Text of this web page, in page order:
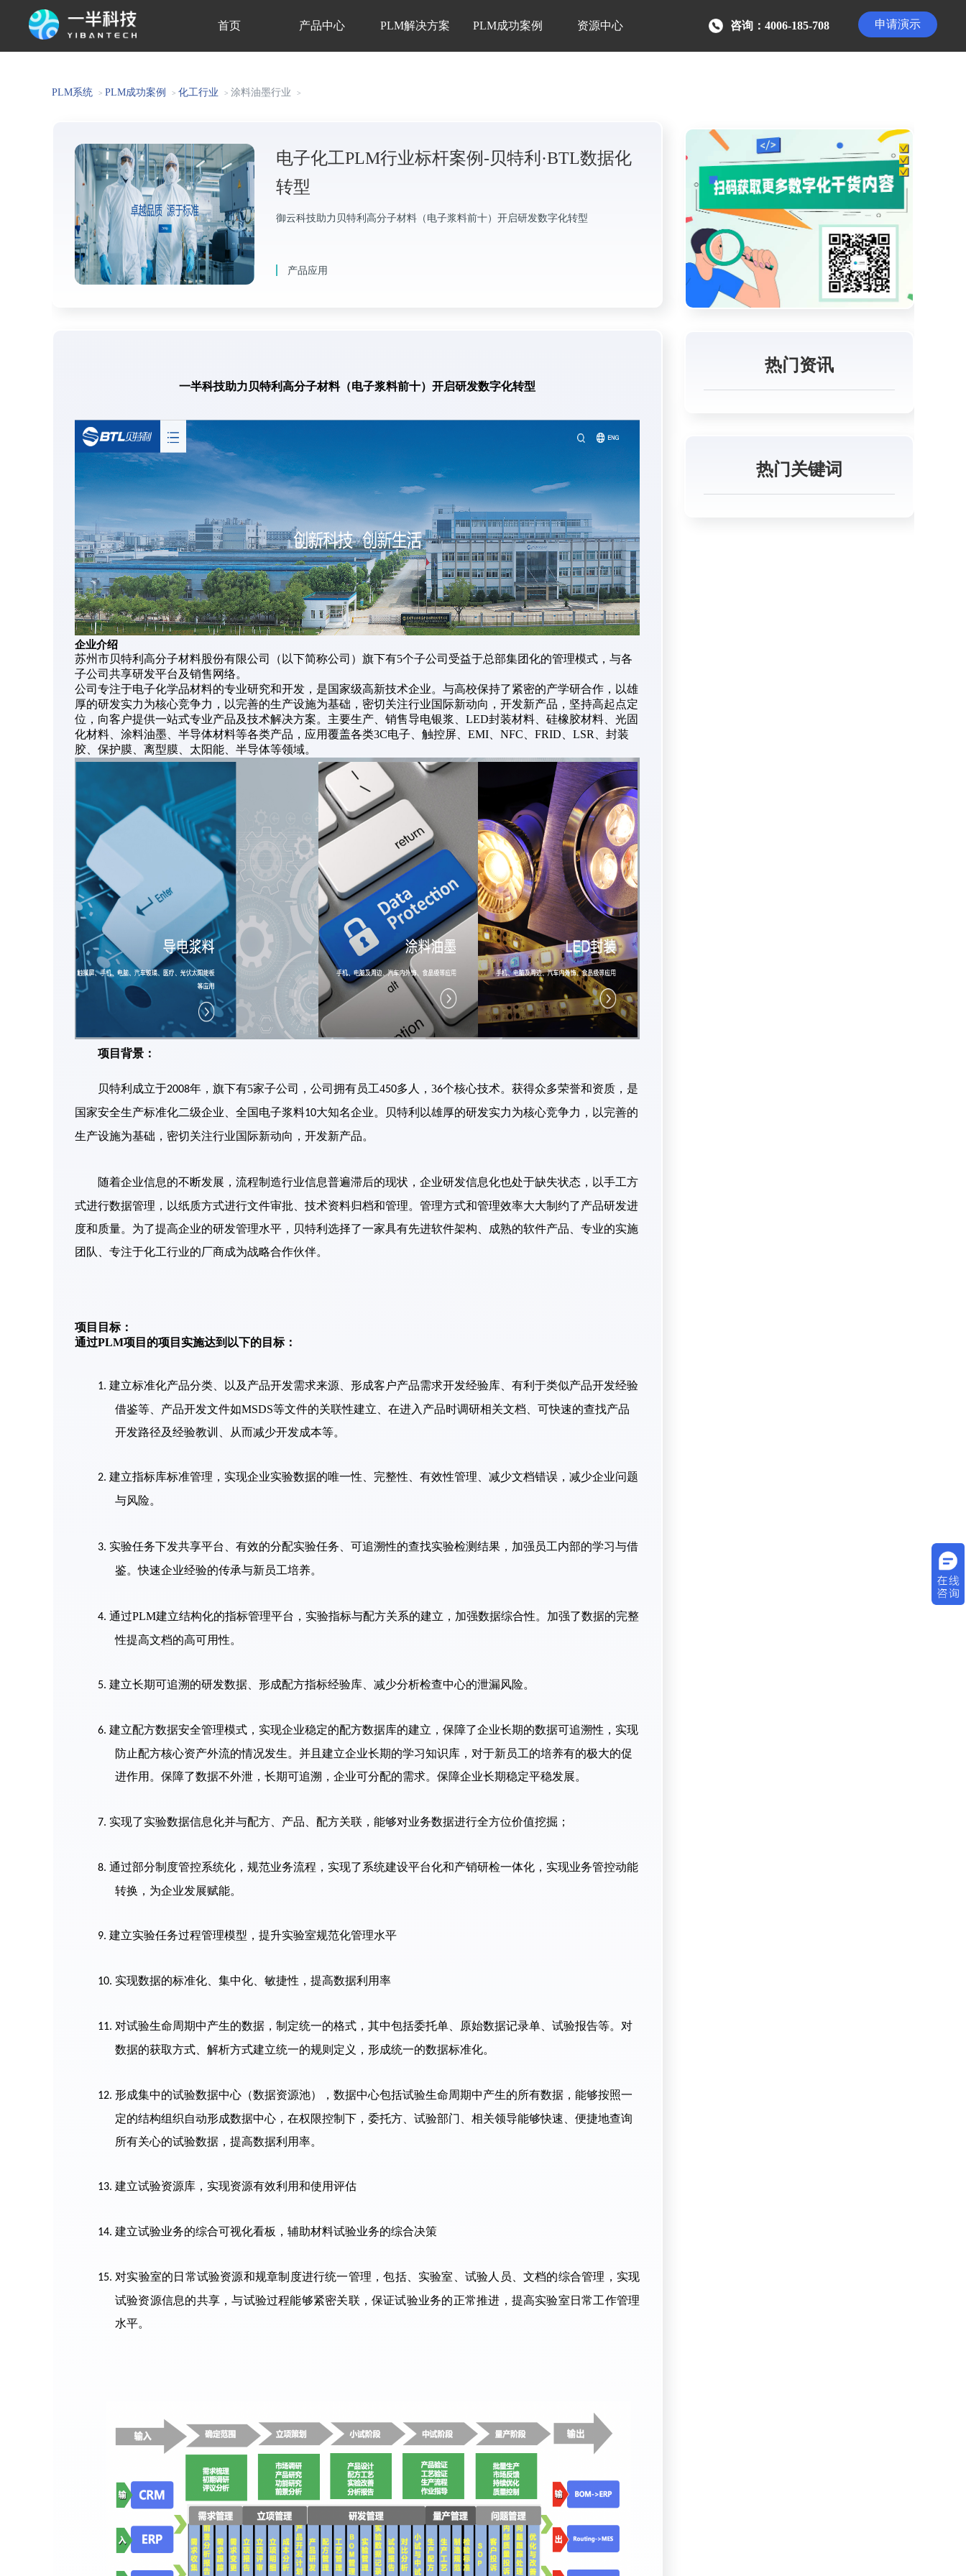
首页 产品中心 PLM解决方案 PLM成功案例 资源中心 申请演示
咨询：4006-185-708
PLM系统 > PLM成功案例 > 化工行业 > 涂料油墨行业 >
电子化工PLM行业标杆案例-贝特利·BTL数据化
转型
御云科技助力贝特利高分子材料（电子浆料前十）开启研发数字化转型
产品应用
一半科技助力贝特利高分子材料（电子浆料前十）开启研发数字化转型
企业介绍
苏州市贝特利高分子材料股份有限公司（以下简称公司）旗下有5个子公司受益于总部集团化的管理模式，与各
子公司共享研发平台及销售网络。
公司专注于电子化学品材料的专业研究和开发，是国家级高新技术企业。与高校保持了紧密的产学研合作，以雄
厚的研发实力为核心竞争力，以完善的生产设施为基础，密切关注行业国际新动向，开发新产品，坚持高起点定
位，向客户提供一站式专业产品及技术解决方案。主要生产、销售导电银浆、LED封装材料、硅橡胶材料、光固
化材料、涂料油墨、半导体材料等各类产品，应用覆盖各类3C电子、触控屏、EMI、NFC、FRID、LSR、封装
胶、保护膜、离型膜、太阳能、半导体等领域。
项目 背景 ：
贝特利 成立于2008年 ， 旗下有5家子公司，公司拥有员工450多人 ， 36个核心技术。获得众多荣誉和资质， 是
国家安全生产标准化二级企业
全国电子浆料10大知名企业。贝特利 以雄厚的研发实力为核心竞争力，以完善的
生产设施为基础，密切关注行业国际新动向，开发新产品。
随着企业信息的不断发展 ，流程制造行业信息普遍滞后的现状，企业研发信息化也处于缺失状态，以手工方
式进行数据管理，以纸质方式进行文件审批、技术资料归档和管理。管理方式和管理效率大大制约了产品研发进
度和质量。为了提高企业的研发管理水平，贝特利选择了一家具有先进软件架构、成熟的软件产品、专业的实施
团队、专注于化工行业的厂商成为战略合作伙伴。
项目目标：
通过PLM项目的项目实施达到以下的目标：
1. 建立标准化产品分类、以及产品开发需求来源、形成客户产品需求开发经验库、有利于类似产品开发经验
借鉴等、产品开发文件如MSDS等文件的关联性建立、在进入产品时调研相关文档、可快速的查找产品
开发路径及经验教训、从而减少开发成本等。
2. 建立指标库标准管理，实现企业实验数据的唯一性、完整性、有效性管理、减少文档错误，减少企业问题
与风险。
3. 实验任务下发共享平台、有效的分配实验任务、可追溯性的查找实验检测结果，加强员工内部的学习与借
鉴。快速企业经验的传承与新员工培养。
4. 通过PLM建立结构化的指标管理平台，实验指标与配方关系的建立，加强数据综合性。加强了数据的完整
性提高文档的高可用性。
5. 建立长期可追溯的研发数据、形成配方指标经验库、减少分析检查中心的泄漏风险。
6. 建立配方数据安全管理模式，实现企业稳定的配方数据库的建立，保障了企业长期的数据可追溯性，实现
防止配方核心资产外流的情况发生。并且建立企业长期的学习知识库，对于新员工的培养有的极大的促
进作用。保障了数据不外泄，长期可追溯，企业可分配的需求。保障企业长期稳定平稳发展。
7. 实现了实验数据信息化并与配方、产品、配方关联，能够对业务数据进行全方位价值挖掘；
8. 通过部分制度管控系统化，规范业务流程，实现了系统建设平台化和产销研检一体化，实现业务管控动能
转换，为企业发展赋能。
9. 建立实验任务过程管理模型，提升实验室规范化管理水平
10. 实现数据的标准化、集中化、敏捷性，提高数据利用率
11. 对试验生命周期中产生的数据，制定统一的格式，其中包括委托单、原始数据记录单、试验报告等。对
数据的获取方式、解析方式建立统一的规则定义，形成统一的数据标准化。
12. 形成集中的试验数据中心（数据资源池），数据中心包括试验生命周期中产生的所有数据， 能够按照一
定的结构组织自动形成数据中心，在权限控制下，委托方、试验部门、相关领导能够快速、便捷地查询
所有关心的试验数据，提高数据利用率。
13. 建立试验资源库，实现资源有效利用和使用评估
14. 建立试验业务的综合可视化看板，辅助材料试验业务的综合决策
15.对实验室的日常试验资源和规章制度进行统一管理，包括、实验室、试验人员、文档的综合管理，实现
试验资源信息的共享，与试验过程能够紧密关联，保证试验业务的正常推进，提高实验室日常工作管理
水平。
热门资讯
热门关键词